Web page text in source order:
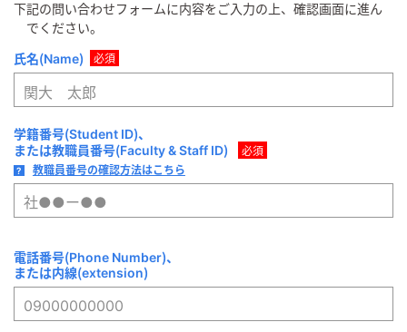
下記の問い合わせフォームに内容をご入力の上、確認画面に進ん
でください。
氏名（Name） 必須
学籍番号（Student ID）、
または教職員番号（Faculty & Staff ID）
必須
教職員番号の確認方法はこちら
電話番号（Phone Number）、
または内線（extension）